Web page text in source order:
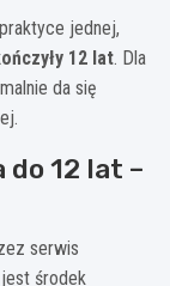
jednej,
12 lat. Dla
da się
12 lat –
serwis
środek